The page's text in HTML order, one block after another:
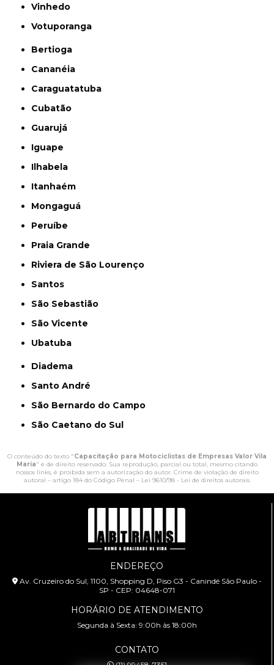
Vinhedo
Votuporanga
Bertioga
Cananéia
Caraguatatuba
Cubatão
Guarujá
Iguape
Ilhabela
Itanhaém
Mongaguá
Peruíbe
Praia Grande
Riviera de São Lourenço
Santos
São Sebastião
São Vicente
Ubatuba
Diadema
Santo André
São Bernardo do Campo
São Caetano do Sul
O conteúdo do texto "Capacitação para Motociclistas de Empresas Valor Vila
Maria" é de direito reservado. Sua reprodução, parcial ou total, mesmo citando
nossos links, é proibida sem a autorização do autor. Crime de violação de direito
autoral – artigo 184 do Código Penal – Lei 9610/98 - Lei de direitos autorais.
ENDEREÇO
Av. Cruzeiro do Sul, 1100, Shopping D, Piso G3 - Canindé São Paulo -
SP - CEP: 04648-071
HORÁRIO DE ATENDIMENTO
Segunda à Sexta: 9:00h às 18:00h
CONTATO